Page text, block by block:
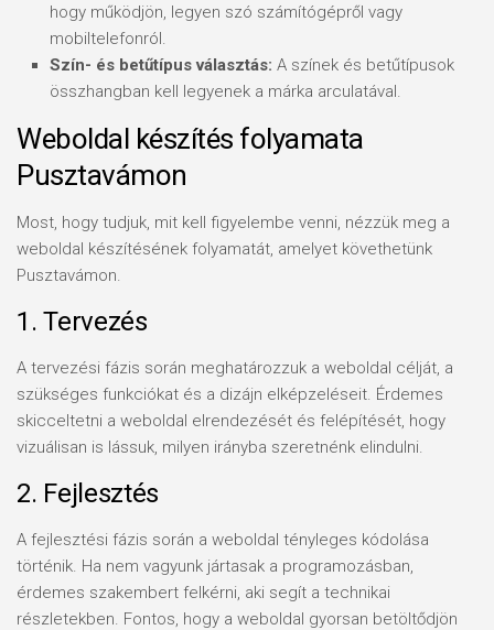
hogy működjön, legyen szó számítógépről vagy
mobiltelefonról.
Szín- és betűtípus választás: A színek és betűtípusok
összhangban kell legyenek a márka arculatával.
Weboldal készítés folyamata
Pusztavámon
Most, hogy tudjuk, mit kell figyelembe venni, nézzük meg a
weboldal készítésének folyamatát, amelyet követhetünk
Pusztavámon.
1. Tervezés
A tervezési fázis során meghatározzuk a weboldal célját, a
szükséges funkciókat és a dizájn elképzeléseit. Érdemes
skicceltetni a weboldal elrendezését és felépítését, hogy
vizuálisan is lássuk, milyen irányba szeretnénk elindulni.
2. Fejlesztés
A fejlesztési fázis során a weboldal tényleges kódolása
történik. Ha nem vagyunk jártasak a programozásban,
érdemes szakembert felkérni, aki segít a technikai
részletekben. Fontos, hogy a weboldal gyorsan betöltődjön